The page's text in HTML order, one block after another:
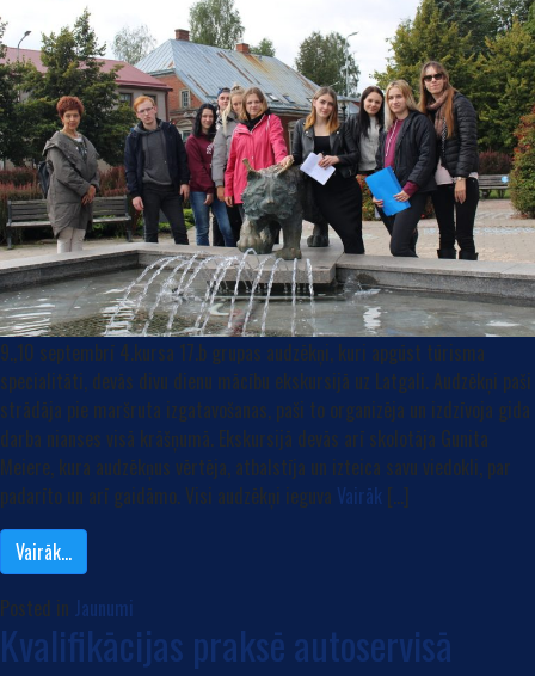
9.,10 septembrī 4.kursa 17.b grupas audzēkņi, kuri apgūst tūrisma
specialitāti, devās divu dienu mācību ekskursijā uz Latgali. Audzēkņi paši
strādāja pie maršruta izgatavošanas, paši to organizēja un izdzīvoja gida
darba nianses visā krāšņumā. Ekskursijā devās arī skolotāja Gunita
Meiere, kura audzēkņus vērtēja, atbalstīja un izteica savu viedokli, par
padarīto un arī gaidāmo. Visi audzēkņi ieguva Vairāk […]
Vairāk…
Posted in Jaunumi
Kvalifikācijas praksē autoservisā